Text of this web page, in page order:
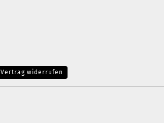
Vertrag widerrufen